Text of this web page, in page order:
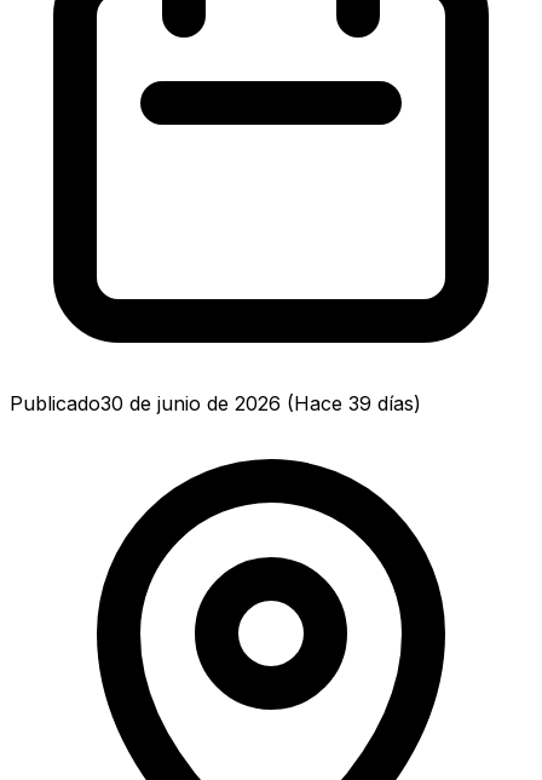
Publicado30 de junio de 2026 (Hace 39 días)